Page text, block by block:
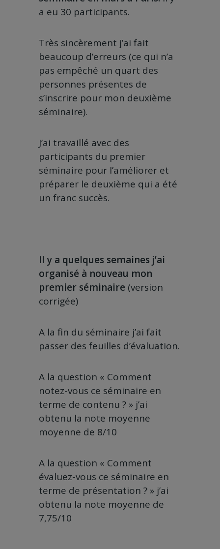
a eu 30 participants.
Très sincèrement j’ai fait
beaucoup d’erreurs (ce qui n’a
pas empêché un quart des
personnes présentes de
s’inscrire pour mon deuxième
séminaire).
J’ai travaillé avec des
participants du premier
séminaire pour l’améliorer et
préparer le deuxième qui a été
un franc succès.
Il y a quelques semaines j’ai
organisé à nouveau mon
premier séminaire (version
corrigée)
A la fin du séminaire j’ai fait
passer des feuilles d’évaluation.
A la question « Comment
notez-vous ce séminaire en
terme de contenu ? » j’ai
obtenu la note moyenne
moyenne de 8/10
A la question « Comment
évaluez-vous ce séminaire en
terme de présentation ? » j’ai
obtenu la note moyenne de
7,75/10